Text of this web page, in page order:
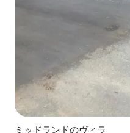
ミッドランドのヴィラ